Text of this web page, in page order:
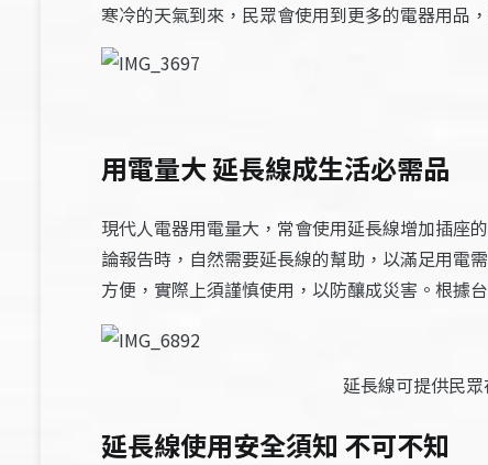
寒冷的天氣到來，民眾會使用到更多的電器用品
用電量大 延長線成生活必需品
現代人電器用電量大，常會使用延長線增加插座
論報告時，自然需要延長線的幫助，以滿足用電
方便，實際上須謹慎使用，以防釀成災害。根據
延長線可提供民
延長線使用安全須知 不可不知